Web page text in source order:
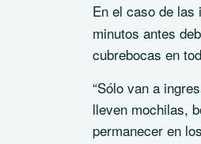
En el caso de
minutos antes
cubrebocas en
“Sólo van a
lleven mochilas,
permanecer en